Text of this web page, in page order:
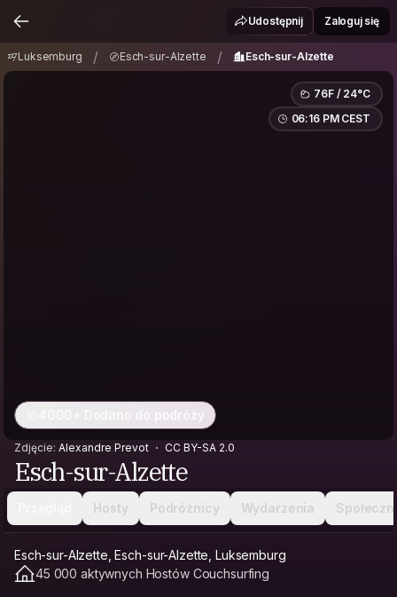
Esch-sur-Alzette /
Udostępnij Zaloguj się
Luksemburg / Esch-sur-Alzette / Esch-sur-Alzette
76F / 24°C
06:16 PM CEST
4000+ Dodano do podróży
Zdjęcie: Alexandre Prevot CC BY-SA 2.0
Esch-sur-Alzette
Hosty Podróżnicy Wydarzenia
Esch-sur-Alzette, Esch-sur-Alzette, Luksemburg
45 000 aktywnych Hostów Couchsurfing